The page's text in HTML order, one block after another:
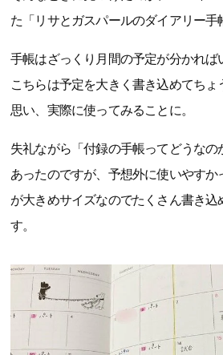
た「リサとガスパールのダイアリー手
手帳はざっくり月間の予定が分かれば
こちらは予定を大きく書き込めてちょ
思い、実際に使ってみることに。
失礼ながら「付録の手帳ってどうなの
あったのですが、予想外に使いやすか
が大きめサイズなのでたくさん書き込
す。